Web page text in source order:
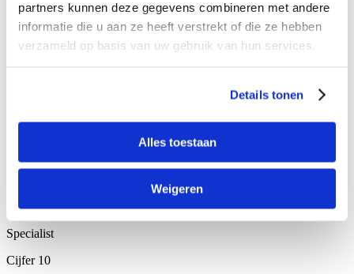
partners kunnen deze gegevens combineren met andere
informatie die u aan ze heeft verstrekt of die ze hebben
verzameld op basis van uw gebruik van hun services.
Details tonen
Alles toestaan
Weigeren
Locatie / accomodatie
Cijfer8
Informatie
Cijfer10
Specialist
Cijfer 10